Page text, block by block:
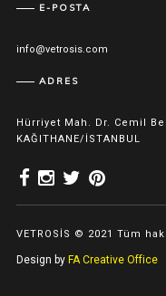
E-POSTA
info@vetrosis.com
ADRES
Hürriyet Mah. Dr. Cemil
KAĞITHANE/İSTANBUL
VETROSİS © 2021 Tüm
Design by FA Creative Office